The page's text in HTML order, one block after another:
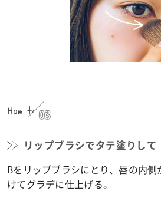
How to 03
リップブラシでタテ塗りして
Bをリップブラシにとり、唇の内
けてグラデに仕上げる。